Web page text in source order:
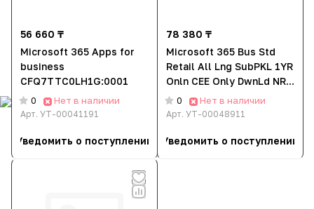
56 660 ₸
Microsoft 365 Apps for
business
CFQ7TTC0LH1G:0001
0 Нет в наличии
Арт. УТ-00041191
Уведомить о поступлении
78 380 ₸
Microsoft 365 Bus Std
Retail All Lng SubPKL 1YR
Onln CEE Only DwnLd NR
KLQ-00217 Электронный
ключ (Услуга)
0 Нет в наличии
Арт. УТ-00048911
Уведомить о поступлении